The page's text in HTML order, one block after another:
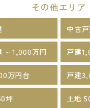
その他エリア
中古
～1,000万円 戸建
万円台 戸建
坪 土地